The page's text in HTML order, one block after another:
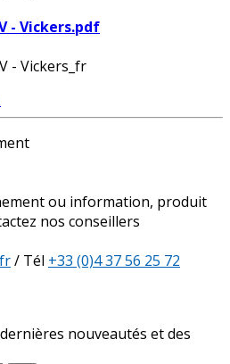
- Vickers.pdf
- Vickers_fr
ou information, produit
nos conseillers
/ Tél +33 (0)4 37 56 25 72
nouveautés et des